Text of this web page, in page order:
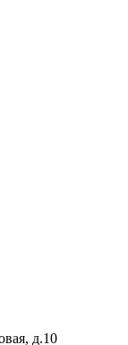
д.10